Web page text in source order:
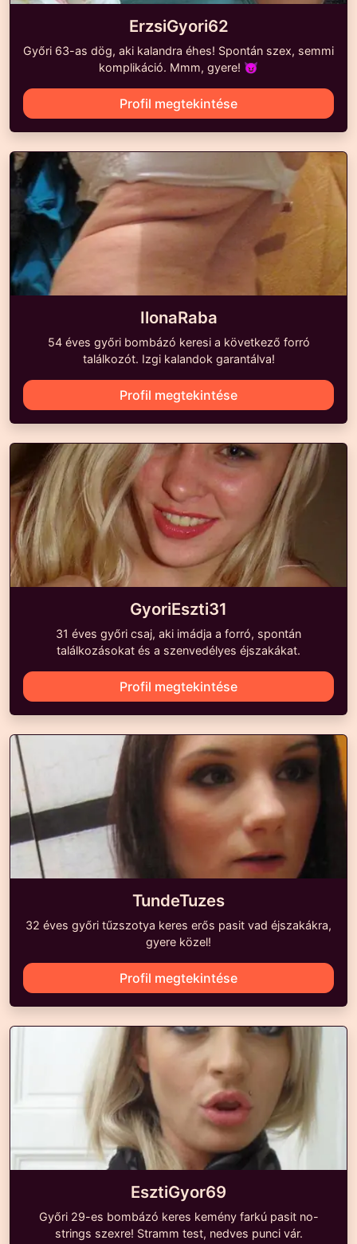
ErzsiGyori62
Győri 63-as dög, aki kalandra éhes! Spontán szex, semmi
komplikáció. Mmm, gyere! 😈
Profil megtekintése
IlonaRaba
54 éves győri bombázó keresi a következő forró
találkozót. Izgi kalandok garantálva!
Profil megtekintése
GyoriEszti31
31 éves győri csaj, aki imádja a forró, spontán
találkozásokat és a szenvedélyes éjszakákat.
Profil megtekintése
TundeTuzes
32 éves győri tűzszotya keres erős pasit vad éjszakákra,
gyere közel!
Profil megtekintése
EsztiGyor69
Győri 29-es bombázó keres kemény farkú pasit no-
strings szexre! Stramm test, nedves punci vár.